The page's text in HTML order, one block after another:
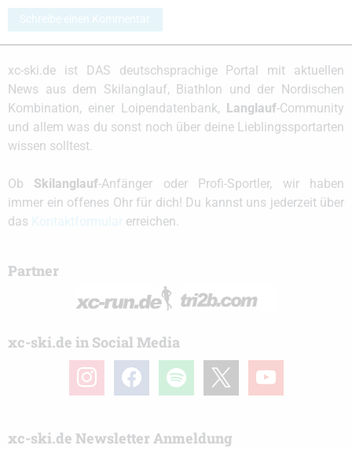
Schreibe einen Kommentar
xc-ski.de ist DAS deutschsprachige Portal mit aktuellen
News aus dem Skilanglauf, Biathlon und der Nordischen
Kombination, einer Loipendatenbank,
Langlauf-Community
und allem was du sonst noch über deine Lieblingssportarten
wissen solltest.
Ob Skilanglauf-Anfänger oder Profi-Sportler, wir haben
immer ein offenes Ohr für dich! Du kannst uns jederzeit über
das
erreichen.
Partner
xc-ski.de in Social Media
instagramfacebook spotify youtube
xc-ski.de Newsletter Anmeldung